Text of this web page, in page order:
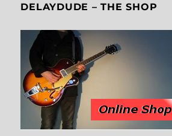
DELAYDUDE – THE SHOP